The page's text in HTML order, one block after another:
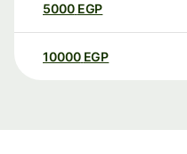
5000 EGP
10000 EGP